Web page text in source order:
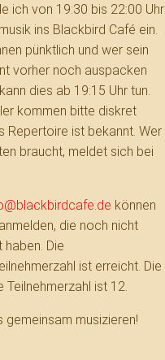
ich von 19:30 bis 22:00 Uhr
ins Blackbird Café ein.
pünktlich und wer sein
vorher noch auspacken
dies ab 19:15 Uhr tun.
kommen bitte diskret
Repertoire ist bekannt. Wer
braucht, meldet sich bei
können
die noch nicht
haben. Die
ist erreicht. Die
Teilnehmerzahl ist 12.
gemeinsam musizieren!